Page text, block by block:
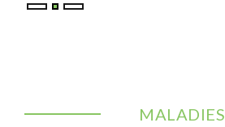
MALADIES